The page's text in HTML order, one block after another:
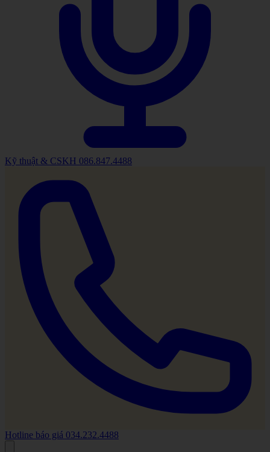
Kỹ thuật & CSKH 086.847.4488
Hotline báo giá 034.232.4488